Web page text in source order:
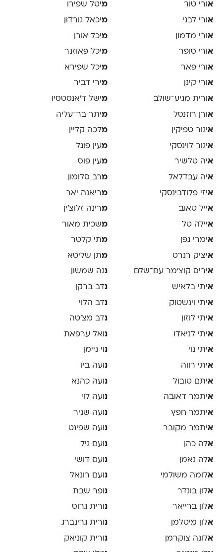
אורי טור
אורי לבני
אורי מדמון
אורי סופר
אורי פאר
אורי קינן
אורית מגיע־שולב
אורן רוזנסל
איגור טפיקין
איגור לוינסקי
איה טלשיר
איה עבדלאל
איזי פלודבינסקי
אייל טאוב
איילה טל
אימרי גפן
איציק רנרט
איריס קוצ׳מר עם־שלם
איתי בלאיש
איתי וינשטוק
איתי לוזון
איתי לניאדו
איתי נוי
איתי רווה
איתם טובול
איתמר דאובה
איתמר חפץ
איתמר מקובר
אלה כהן
אלה נאמן
אלומה משולמי
אלון בונדר
אלון ברייאר
אלון מיטלמן
אלונה צוקרמן
מיטל שפירו
מיכאל גורדון
מיכל אורן
מיכל פאוזנר
מיכל שפירא
מירי דביר
מישל ד׳אנסטסיו
מיתר בר־עליה
מלכה קליין
מעין פוגל
מעין פוס
מרב סלומון
מריאנה יאר
מרינה זלוצ׳ין
משכית מאור
מתי קלטר
מתן שליטא
נגה שמשון
נדב ברקן
נדב הלוי
נדב מצ׳טה
נ ואל ערפאת
נוי ניימן
נ ועה ביו
נ ועה כהנא
נועה לוי
נ ועה שניר
נועה שפינט
נ ועם גיל
נ ועם דושי
נועם רונאל
נ ופר שבת
נורית גרוס
נ ורית גרינברג
נורית קוניאק